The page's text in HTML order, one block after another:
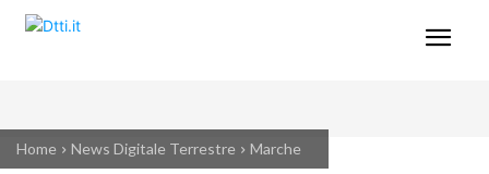
Home News Digitale Terrestre Marche